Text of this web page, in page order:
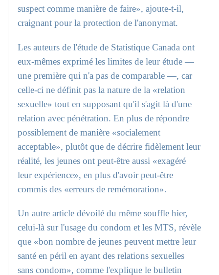
suspect comme manière de faire», ajoute-t-il,
craignant pour la protection de l'anonymat.
Les auteurs de l'étude de Statistique Canada ont
eux-mêmes exprimé les limites de leur étude —
une première qui n'a pas de comparable —, car
celle-ci ne définit pas la nature de la «relation
sexuelle» tout en supposant qu'il s'agit là d'une
relation avec pénétration. En plus de répondre
possiblement de manière «socialement
acceptable», plutôt que de décrire fidèlement leur
réalité, les jeunes ont peut-être aussi «exagéré
leur expérience», en plus d'avoir peut-être
commis des «erreurs de remémoration».
Un autre article dévoilé du même souffle hier,
celui-là sur l'usage du condom et les MTS, révèle
que «bon nombre de jeunes peuvent mettre leur
santé en péril en ayant des relations sexuelles
sans condom», comme l'explique le bulletin